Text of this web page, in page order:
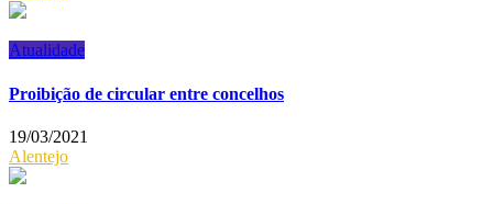
Atualidade
Proibição de circular entre concelhos
19/03/2021
Alentejo